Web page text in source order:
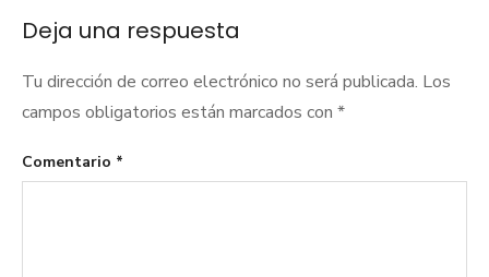
Deja una respuesta
Tu dirección de correo electrónico no será publicada. Los
campos obligatorios están marcados con *
Comentario *